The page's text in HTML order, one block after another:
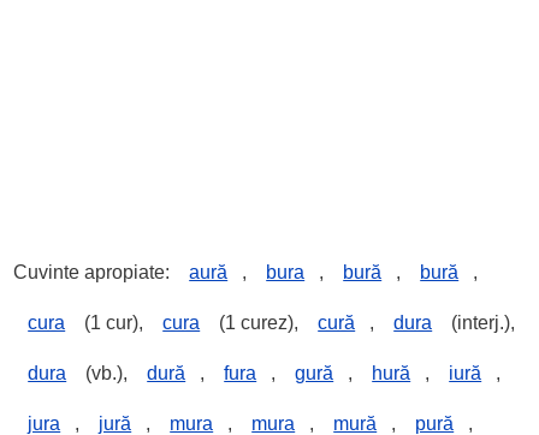
Cuvinte apropiate: aură , bura , bură , bură ,
cura (1 cur), cura (1 curez), cură , dura (interj.),
dura (vb.), dură , fura , gură , hură , iură ,
jura , jură , mura , mura , mură , pură ,